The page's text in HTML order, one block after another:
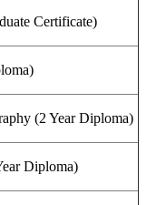
Certificate)
(2 Year Diploma)
Diploma)